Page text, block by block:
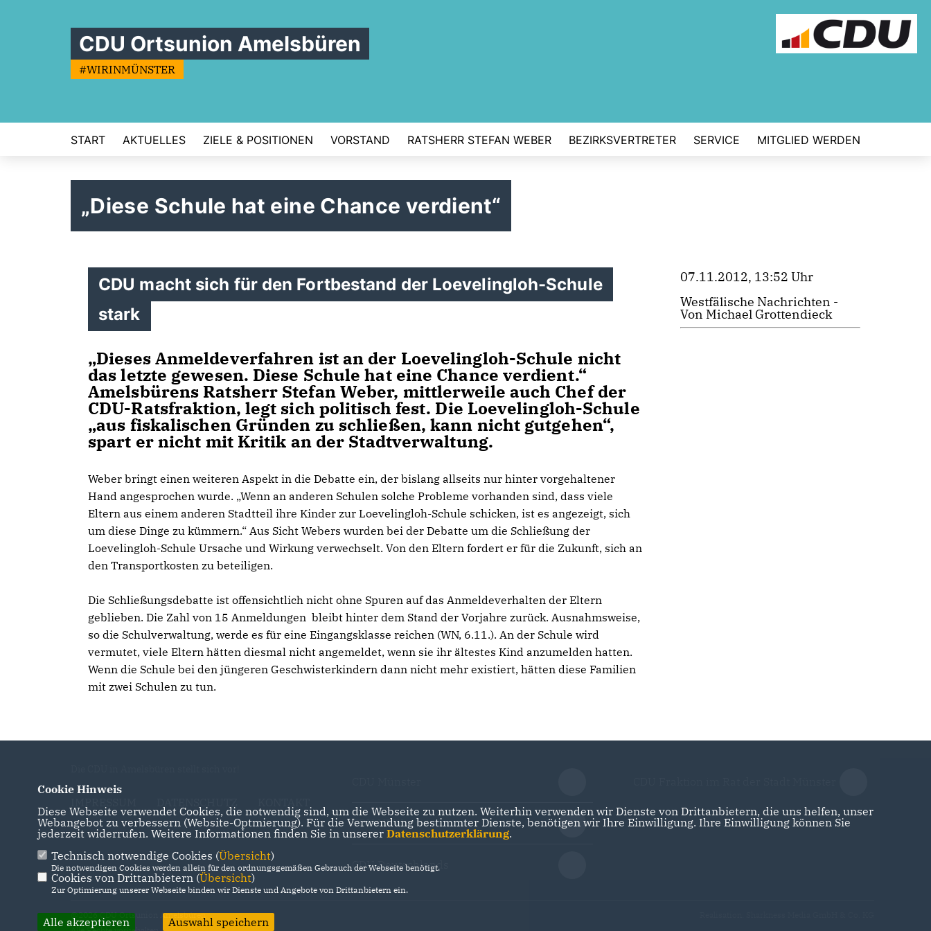
CDU Ortsunion Amelsbüren
#WIRINMÜNSTER
START AKTUELLES ZIELE & POSITIONEN VORSTAND RATSHERR STEFAN WEBER BEZIRKSVERTRETER SERVICE MITGLIED WERDEN
Diese Schule hat eine Chance verdient“
CDU macht sich für den Fortbestand der Loevelingloh-Schule
stark
Dieses Anmeldeverfahren ist an der Loevelingloh-Schule nicht
das letzte gewesen. Diese Schule hat eine Chance verdient.“
Amelsbürens Ratsherr Stefan Weber, mittlerweile auch Chef der
CDU-Ratsfraktion, legt sich politisch fest. Die Loevelingloh-Schule
aus fiskalischen Gründen zu schließen, kann nicht gutgehen“,
spart er nicht mit Kritik an der Stadtverwaltung.
Weber bringt einen weiteren Aspekt in die Debatte ein, der bislang allseits nur hinter vorgehaltener
Hand angesprochen wurde. „Wenn an anderen Schulen solche Probleme vorhanden sind, dass viele
Eltern aus einem anderen Stadtteil ihre Kinder zur Loevelingloh-Schule schicken, ist es angezeigt, sich
um diese Dinge zu kümmern.“ Aus Sicht Webers wurden bei der Debatte um die Schließung der
Loevelingloh-Schule Ursache und Wirkung verwechselt. Von den Eltern fordert er für die Zukunft, sich an
den Transportkosten zu beteiligen.
Die Schließungsdebatte ist offensichtlich nicht ohne Spuren auf das Anmeldeverhalten der Eltern
geblieben. Die Zahl von 15 Anmeldungen bleibt hinter dem Stand der Vorjahre zurück. Ausnahmsweise,
so die Schulverwaltung, werde es für eine Eingangsklasse reichen (WN, 6.11.). An der Schule wird
vermutet, viele Eltern hätten diesmal nicht angemeldet, wenn sie ihr ältestes Kind anzumelden hatten.
Wenn die Schule bei den jüngeren Geschwisterkindern dann nicht mehr existiert, hätten diese Familien
mit zwei Schulen zu tun.
07.11.2012, 13:52 Uhr
Westfälische Nachrichten -
Von Michael Grottendieck
CDU NRW
CDU Deutschlands
@2026 CDU Ortsunion Amelsbüren
Cookie Hinweis
Diese Webseite verwendet Cookies, die notwendig sind, um die Webseite zu nutzen. Weiterhin verwenden wir Dienste von Drittanbietern, die uns helfen, unser
Webangebot zu verbessern (Website-Optmierung). Für die Verwendung bestimmter Dienste, benötigen wir Ihre Einwilligung. Ihre Einwilligung können Sie
jederzeit widerrufen. Weitere Informationen finden Sie in unserer Datenschutzerklärung.
Technisch notwendige Cookies (Übersicht)
Die notwendigen Cookies werden allein für den ordnungsgemäßen Gebrauch der Webseite benötigt.
Cookies von Drittanbietern (Übersicht)
Zur Optimierung unserer Webseite binden wir Dienste und Angebote von Drittanbietern ein.
Alle akzeptieren Auswahl speichern